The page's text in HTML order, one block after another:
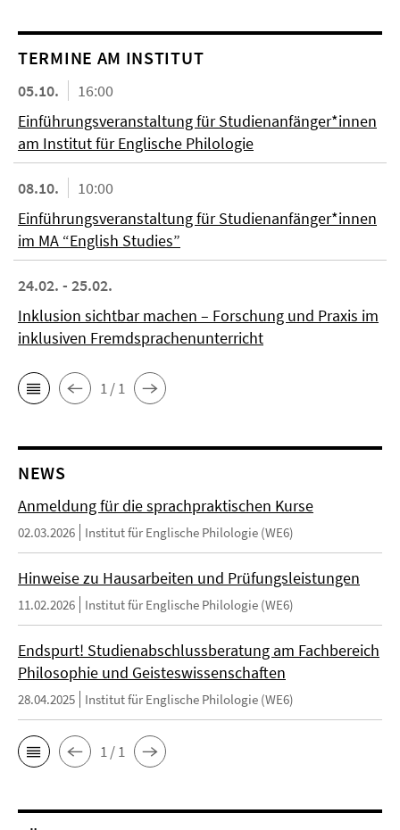
TERMINE AM INSTITUT
05.10.
16:00
Einführungsveranstaltung für Studienanfänger*innen
am Institut für Englische Philologie
08.10.
10:00
Einführungsveranstaltung für Studienanfänger*innen
im MA “English Studies”
24.02. - 25.02.
Inklusion sichtbar machen – Forschung und Praxis im
inklusiven Fremdsprachenunterricht
1 / 1
NEWS
Anmeldung für die sprachpraktischen Kurse
02.03.2026 Institut für Englische Philologie (WE6)
Hinweise zu Hausarbeiten und Prüfungsleistungen
11.02.2026 Institut für Englische Philologie (WE6)
Endspurt! Studienabschlussberatung am Fachbereich
Philosophie und Geisteswissenschaften
28.04.2025 Institut für Englische Philologie (WE6)
1 / 1